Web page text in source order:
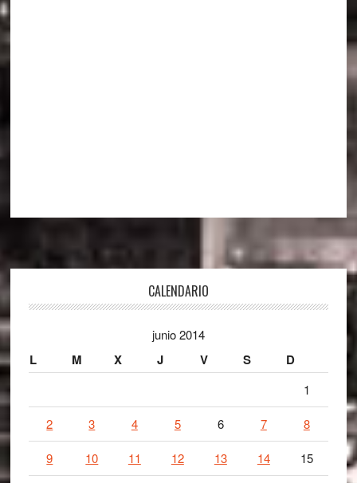
CALENDARIO
junio 2014
L M X J V S D
1
2 3 4 5 6 7 8
9 10 11 12 13 14 15